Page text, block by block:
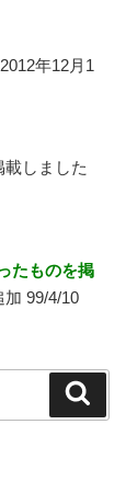
2012年12月1
しました
たものを掲
99/4/10